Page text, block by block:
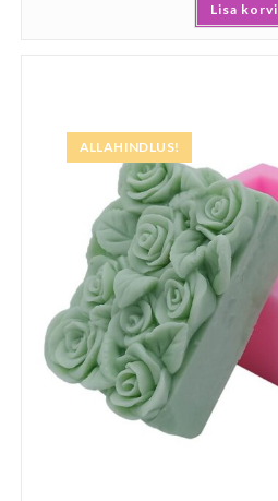
Lisa korvi
ALLAHINDLUS!